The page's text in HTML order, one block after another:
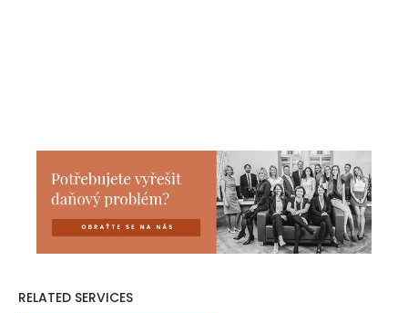
RELATED SERVICES